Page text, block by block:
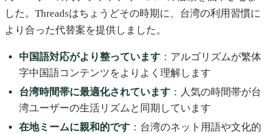
した。Threadsはちょうどその時期に、台湾の利用習慣に
より合った代替案を提供しました。
中国語対応がより整っています ：アルゴリズムが繁体
字中国語コンテンツをよりよく理解します
台湾時間帯に最適化されています ：人気の時間帯が台
湾ユーザーの生活リズムと同期しています
在地ミームに親和的です ：台湾のネット用語や文化的